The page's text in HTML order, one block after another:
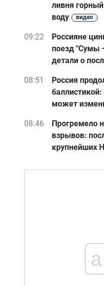
ливня
воду
видео
09:22
Россияне
поезд "Сумы
детали о
08:51
Россия
может
08:46
Прогремело
взрывов:
крупнейших